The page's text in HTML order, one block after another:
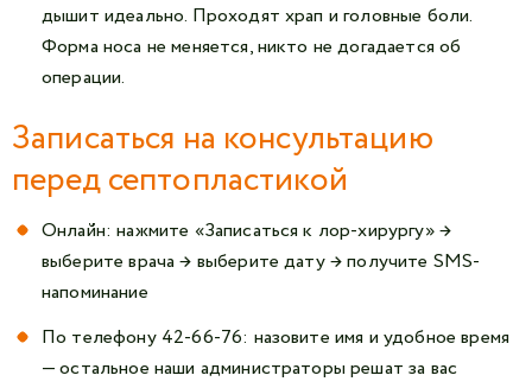
дышит идеально. Проходят храп и головные боли.
Форма носа не меняется, никто не догадается об
операции.
Записаться на консультацию
перед септопластикой
Онлайн: нажмите «Записаться к лор-хирургу» →
выберите врача → выберите дату → получите SMS-
напоминание
По телефону 42-66-76: назовите имя и удобное время
— остальное наши администраторы решат за вас